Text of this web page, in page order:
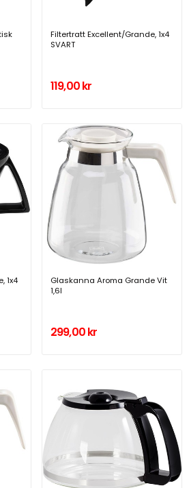
Filtertratt Excellent/Grande, 1x4
SVART
119,00 kr
1x4
Glaskanna Aroma Grande Vit
1,6l
299,00 kr